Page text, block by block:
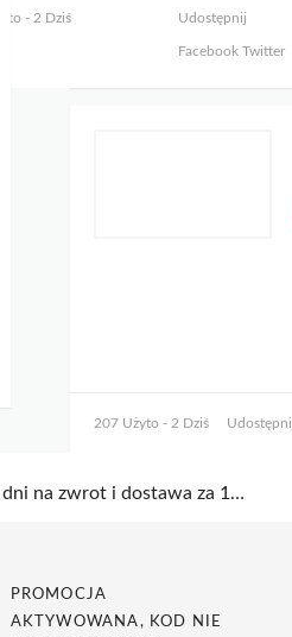
- 2 Dziś Udostępnij
FacebookTwitter
207 Użyto - 2 Dziś
14 dni na zwrot i dostawa za 14,99 zł w Mother Earth
PROMOCJA
AKTYWOWANA, KOD NIE